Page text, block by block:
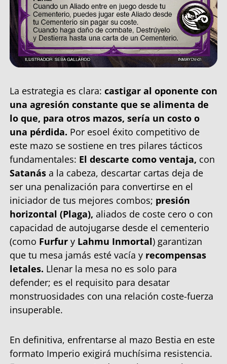
La estrategia es clara: castigar al oponente con
una agresión constante que se alimenta de
lo que, para otros mazos, sería un costo o
una pérdida. Por esoel éxito competitivo de
este mazo se sostiene en tres pilares tácticos
fundamentales: El descarte como ventaja, con
Satanás a la cabeza, descartar cartas deja de
ser una penalización para convertirse en el
iniciador de tus mejores combos; presión
horizontal (Plaga), aliados de coste cero o con
capacidad de autojugarse desde el cementerio
(como Furfur y Lahmu Inmortal) garantizan
que tu mesa jamás esté vacía y recompensas
letales. Llenar la mesa no es solo para
defender; es el requisito para desatar
monstruosidades con una relación coste-fuerza
insuperable.
En definitiva, enfrentarse al mazo Bestia en este
formato Imperio exigirá muchísima resistencia.